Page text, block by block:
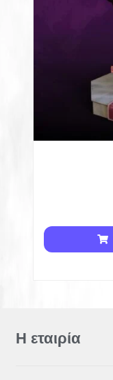
Επιτραπέζια
Fidget Spinners
Anime NSFW
Η εταιρία